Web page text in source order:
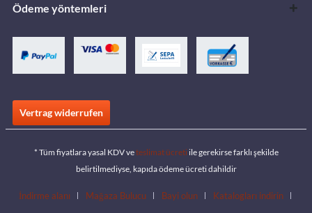
Ödeme yöntemleri
Vertrag widerrufen
* Tüm fiyatlara yasal KDV veteslimat ücreti ile gerekirse farklı şekilde
belirtilmediyse, kapıda ödeme ücreti dahildir
İndirme alanı Mağaza Bulucu Bayi olun Katalogları indirin